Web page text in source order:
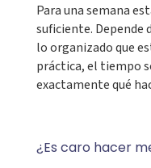
Para una semana
suficiente. Depende
lo organizado que
práctica, el tiempo
exactamente qué
¿Es caro hacer